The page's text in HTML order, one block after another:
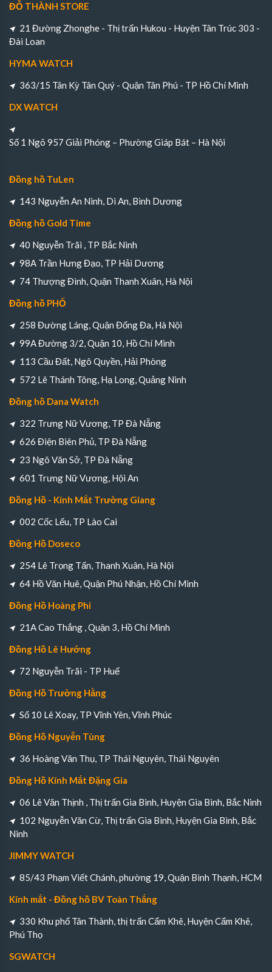
ĐỖ THÀNH STORE
21 Đường Zhonghe - Thị trấn Hukou - Huyện Tân Trúc 303 -
Đài Loan
HYMA WATCH
363/15 Tân Kỳ Tân Quý - Quận Tân Phú - TP Hồ Chí Minh
DX WATCH
Số 1 Ngõ 957 Giải Phóng – Phường Giáp Bát – Hà Nội
Đồng hồ TuLen
143 Nguyễn An Ninh, Di An, Bình Dương
Đồng hồ Gold Time
40 Nguyễn Trãi , TP Bắc Ninh
98A Trần Hưng Đạo, TP Hải Dương
74 Thượng Đình, Quận Thanh Xuân, Hà Nội
Đồng hồ PHỐ
258 Đường Láng, Quận Đống Đa, Hà Nội
99A Đường 3/2, Quận 10, Hồ Chí Minh
113 Cầu Đất, Ngô Quyền, Hải Phòng
572 Lê Thánh Tông, Hạ Long, Quảng Ninh
Đồng hồ Dana Watch
322 Trưng Nữ Vương, TP Đà Nẵng
626 Điện Biên Phủ, TP Đà Nẵng
23 Ngô Văn Sở, TP Đà Nẵng
601 Trưng Nữ Vương, Hội An
Đồng Hồ - Kính Mắt Trường Giang
002 Cốc Lếu, TP Lào Cai
Đồng Hồ Doseco
254 Lê Trọng Tấn, Thanh Xuân, Hà Nội
64 Hồ Văn Huê, Quận Phú Nhận, Hồ Chí Minh
Đồng Hồ Hoàng Phi
21A Cao Thắng , Quận 3, Hồ Chí Minh
Đồng Hồ Lê Hướng
72 Nguyễn Trãi - TP Huế
Đồng Hồ Trường Hằng
Số 10 Lê Xoay, TP Vĩnh Yên, Vĩnh Phúc
Đồng Hồ Nguyễn Tùng
36 Hoàng Văn Thụ, TP Thái Nguyên, Thái Nguyên
Đồng Hồ Kính Mắt Đặng Gia
06 Lê Văn Thịnh , Thị trấn Gia Bình, Huyện Gia Bình, Bắc Ninh
102 Nguyễn Văn Cừ, Thị trấn Gia Bình, Huyện Gia Bình, Bắc
Ninh
JIMMY WATCH
85/43 Phạm Viết Chánh, phường 19, Quận Bình Thạnh, HCM
Kính mắt - Đồng hồ BV Toàn Thắng
330 Khu phố Tân Thành, thị trấn Cẩm Khê, Huyện Cẩm Khê,
Phú Thọ
SGWATCH